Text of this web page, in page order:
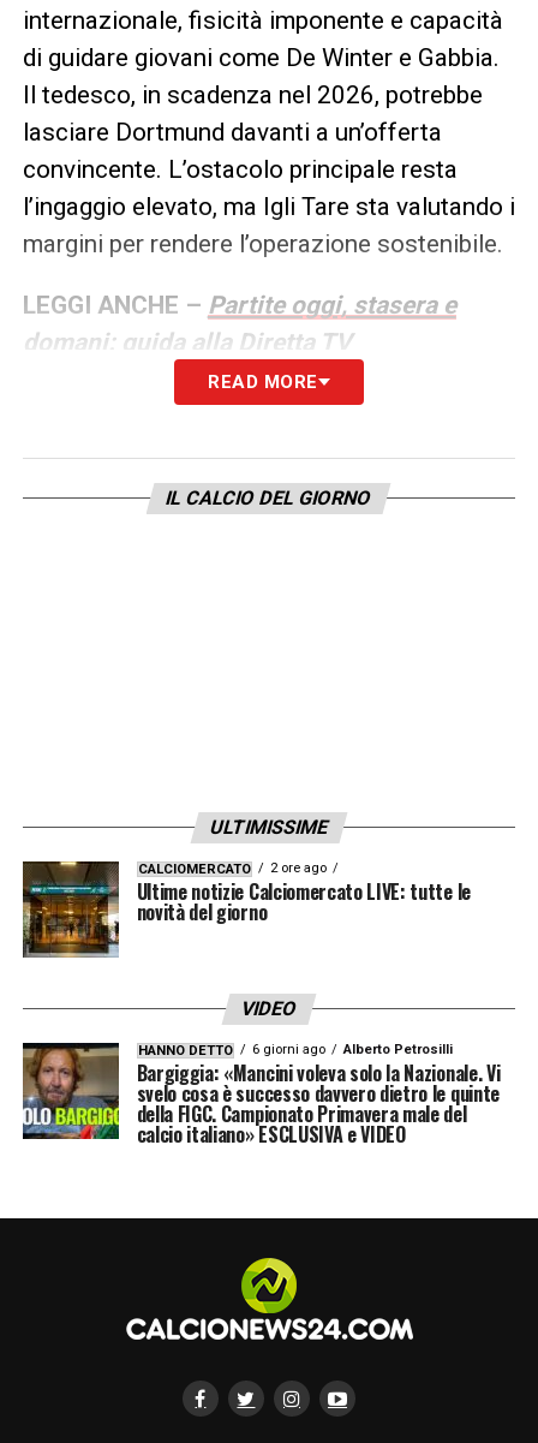
internazionale, fisicità imponente e capacità
di guidare giovani come De Winter e Gabbia.
Il tedesco, in scadenza nel 2026, potrebbe
lasciare Dortmund davanti a un’offerta
convincente. L’ostacolo principale resta
l’ingaggio elevato, ma Igli Tare sta valutando i
margini per rendere l’operazione sostenibile.
LEGGI ANCHE – Partite oggi, stasera e
domani: guida alla Diretta TV
READ MORE
IL CALCIO DEL GIORNO
ULTIMISSIME
CALCIOMERCATO 2 ore ago
Ultime notizie Calciomercato LIVE: tutte le
novità del giorno
VIDEO
HANNO DETTO 6 giorni ago Alberto Petrosilli
Bargiggia: «Mancini voleva solo la Nazionale. Vi
svelo cosa è successo davvero dietro le quinte
della FIGC. Campionato Primavera male del
calcio italiano» ESCLUSIVA e VIDEO